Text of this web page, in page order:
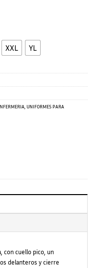
XXL YL
UNIFORMES PARA
con cuello pico, un
delanteros y cierre